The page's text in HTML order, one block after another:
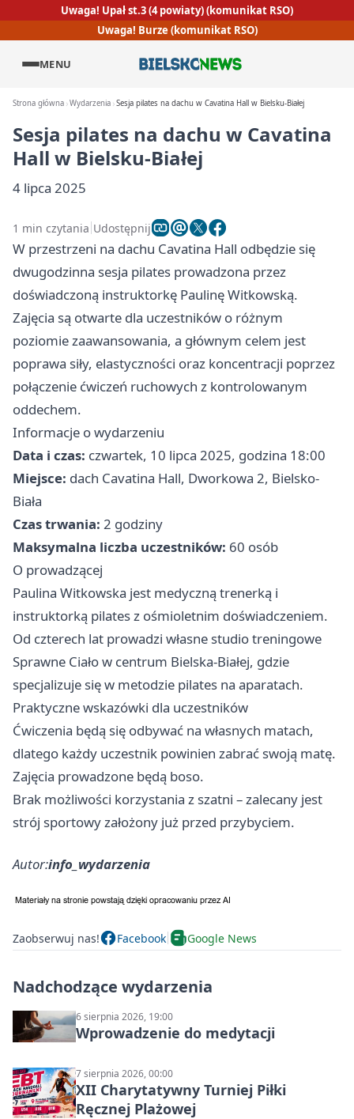
Uwaga! Upał st.3 (4 powiaty) (komunikat RSO)
Uwaga! Burze (komunikat RSO)
MENU
Strona główna Wydarzenia Sesja pilates na dachu w Cavatina Hall w Bielsku-Białej
Sesja pilates na dachu w Cavatina
Hall w Bielsku-Białej
4 lipca 2025
1 min czytania Udostępnij
W przestrzeni na dachu Cavatina Hall odbędzie się
dwugodzinna sesja pilates prowadzona przez
doświadczoną instruktorkę Paulinę Witkowską.
Zajęcia są otwarte dla uczestników o różnym
poziomie zaawansowania, a głównym celem jest
poprawa siły, elastyczności oraz koncentracji poprzez
połączenie ćwiczeń ruchowych z kontrolowanym
oddechem.
Informacje o wydarzeniu
Data i czas: czwartek, 10 lipca 2025, godzina 18:00
Miejsce: dach Cavatina Hall, Dworkowa 2, Bielsko-
Biała
Czas trwania: 2 godziny
Maksymalna liczba uczestników: 60 osób
O prowadzącej
Paulina Witkowska jest medyczną trenerką i
instruktorką pilates z ośmioletnim doświadczeniem.
Od czterech lat prowadzi własne studio treningowe
Sprawne Ciało w centrum Bielska-Białej, gdzie
specjalizuje się w metodzie pilates na aparatach.
Praktyczne wskazówki dla uczestników
Ćwiczenia będą się odbywać na własnych matach,
dlatego każdy uczestnik powinien zabrać swoją matę.
Zajęcia prowadzone będą boso.
Brak możliwości korzystania z szatni – zalecany jest
strój sportowy założony już przed przybyciem.
Autor:info_wydarzenia
Zaobserwuj nas! Facebook Google News
Nadchodzące wydarzenia
6 sierpnia 2026, 19:00
Wprowadzenie do medytacji
7 sierpnia 2026, 00:00
XII Charytatywny Turniej Piłki
Ręcznej Plażowej